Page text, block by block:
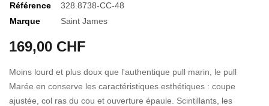
Référence
328.8738-CC-48
Marque
Saint James
169,00 CHF
Moins lourd et plus doux que l'authentique pull marin, le pull
Marée en conserve les caractéristiques esthétiques : coupe
ajustée, col ras du cou et ouverture épaule. Scintillants, les